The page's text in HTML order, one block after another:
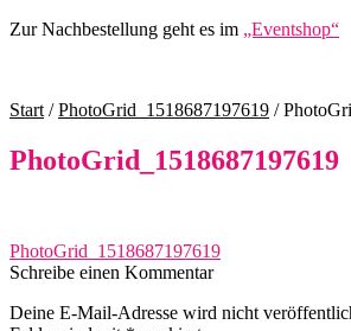
Zur Nachbestellung geht es im „Eventshop“
Start /PhotoGrid_1518687197619 /
PhotoGrid_1518687197619
Beitragsnavigation
Vorheriger
Beitrag:
PhotoGrid_1518687197619
Schreibe einen Kommentar
Deine E-Mail-Adresse wird nicht